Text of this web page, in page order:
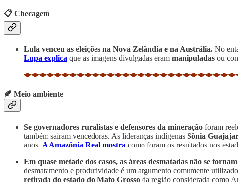
📋 Checagem
Lula venceu as eleições na Nova Zelândia e na Austrália. No
Lupa explica que as imagens divulgadas eram manipuladas ou
🍂 Meio ambiente
Se governadores ruralistas e defensores da mineração foram
também saíram vencedoras. As lideranças indígenas Sônia
anos. A Amazônia Real mostra como foram os resultados nos
Em quase metade dos casos, as áreas desmatadas não se
desmatamento e produtividade é um argumento comumente
retirada do estado do Mato Grosso da região considerada como